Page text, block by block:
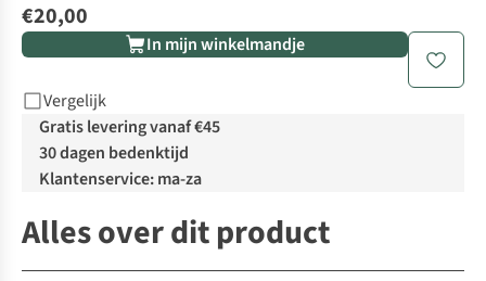
€20,00
In mijn winkelmandje
Vergelijk
Gratis levering vanaf €45
30 dagen bedenktijd
Klantenservice: ma-za
Alles over dit product